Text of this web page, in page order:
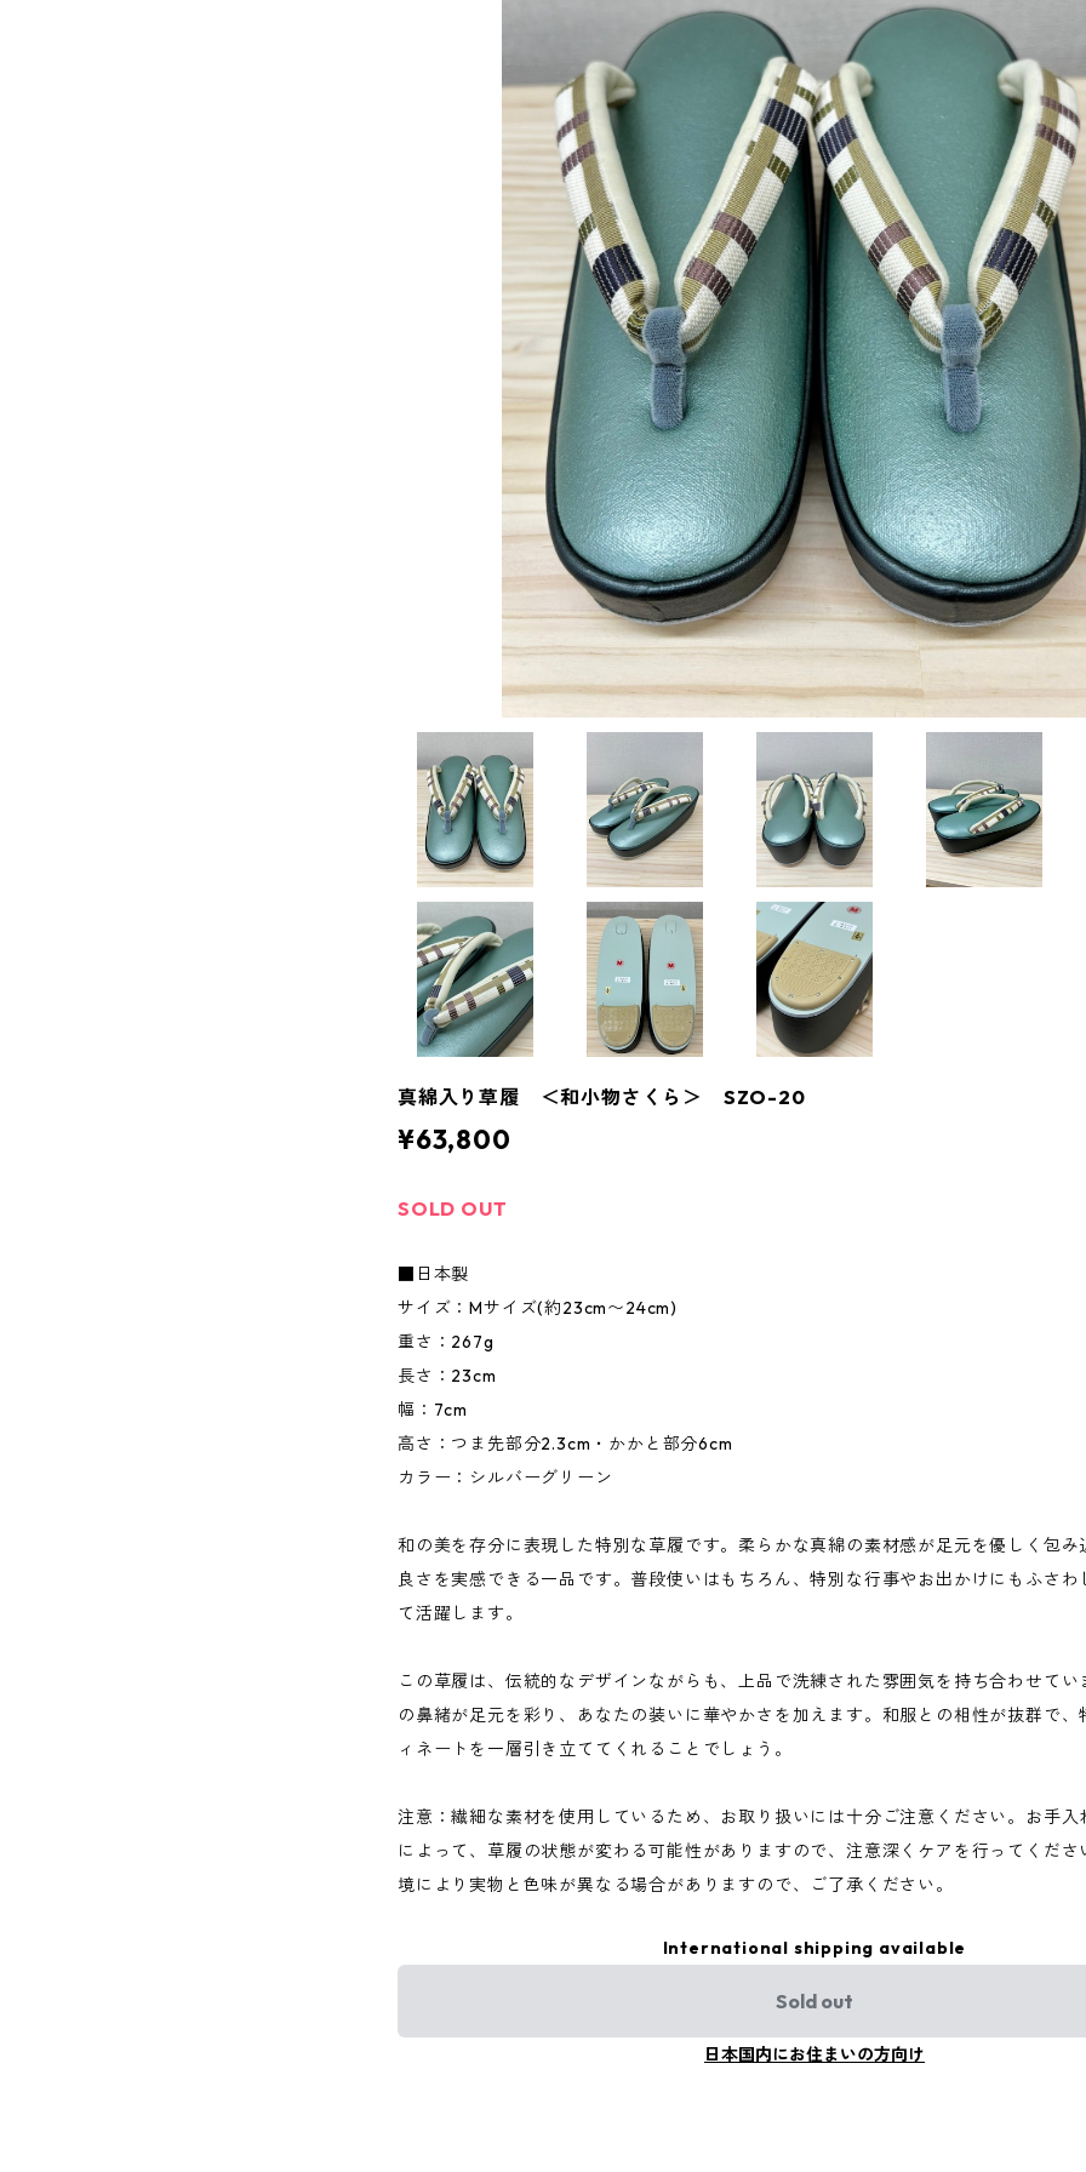
真綿入り草履 ＜和小物さくら＞ SZO-20
¥63,800
SOLD OUT
■日本製
サイズ：Mサイズ(約23cm〜24cm)
重さ：267g
長さ：23cm
幅：7cm
高さ：つま先部分2.3cm・かかと部分6cm
カラー：シルバーグリーン
和の美を存分に表現した特別な草履です。柔らかな真綿の素材感が足元を優しく包み
良さを実感できる一品です。普段使いはもちろん、特別な行事やお出かけにもふさわ
て活躍します。
この草履は、伝統的なデザインながらも、上品で洗練された雰囲気を持ち合わせてい
の鼻緒が足元を彩り、あなたの装いに華やかさを加えます。和服との相性が抜群で、
ィネートを一層引き立ててくれることでしょう。
注意：繊細な素材を使用しているため、お取り扱いには十分ご注意ください。お手入
によって、草履の状態が変わる可能性がありますので、注意深くケアを行ってくださ
境により実物と色味が異なる場合がありますので、ご了承ください。
International shipping available
Sold out
日本国内にお住まいの方向け